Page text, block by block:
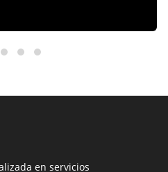
en servicios